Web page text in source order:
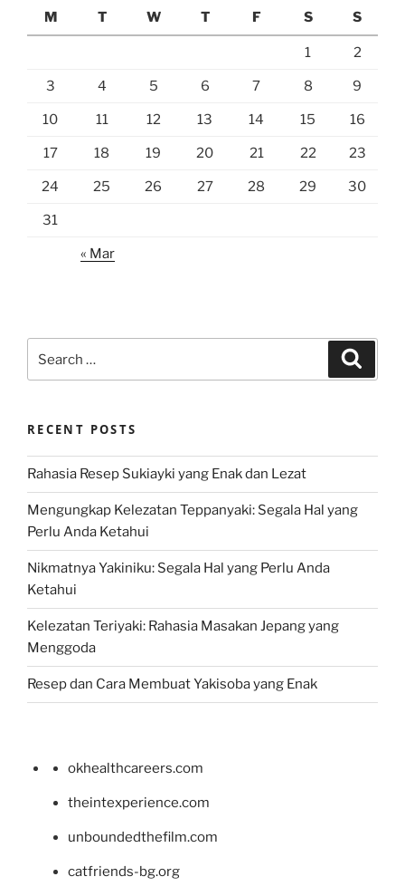
M
T W T F S S
1 2
3 4 5 6 7 8 9
10 11 12 13 14 15 16
17 18 19 20 21 22 23
24 25 26 27 28 29 30
31
« Mar
for:
RECENT POSTS
Rahasia Resep Sukiayki yang Enak dan Lezat
Mengungkap Kelezatan Teppanyaki: Segala Hal yang
Perlu Anda Ketahui
Nikmatnya Yakiniku: Segala Hal yang Perlu Anda
Ketahui
Kelezatan Teriyaki: Rahasia Masakan Jepang yang
Menggoda
Resep dan Cara Membuat Yakisoba yang Enak
okhealthcareers.com
theintexperience.com
unboundedthefilm.com
catfriends-bg.org